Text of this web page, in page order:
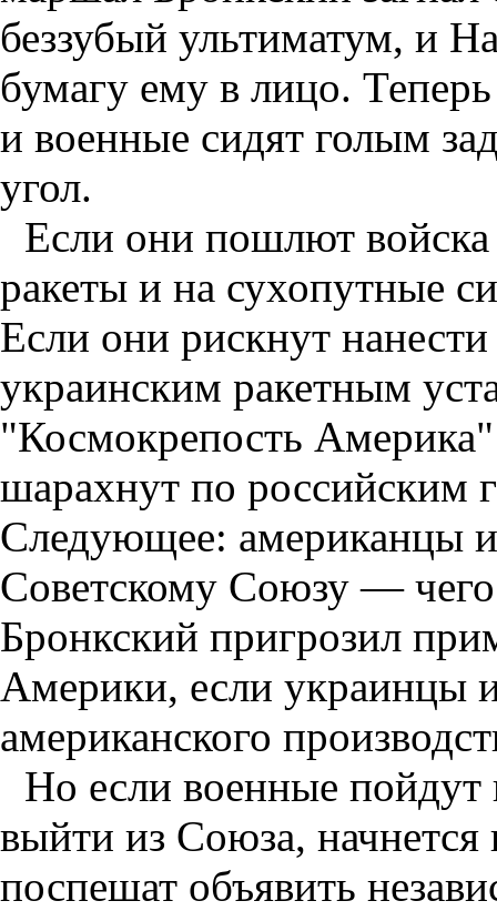
беззубый ультиматум, и
бумагу ему в лицо.
и военные сидят голым
угол.
Если они пошлют
ракеты и на сухопутные
Если они рискнут
украинским ракетным
"Космокрепость
шарахнут по российским
Следующее: американцы
Советскому Союзу —
Бронкский пригрозил
Америки, если украинцы
американского
Но если военные пойдут
выйти из Союза,
поспешат объявить